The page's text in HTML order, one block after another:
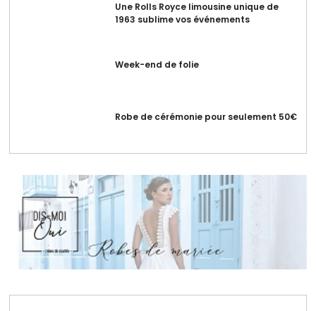
Une Rolls Royce limousine unique de
1963 sublime vos événements
Week-end de folie
Robe de cérémonie pour seulement 50€